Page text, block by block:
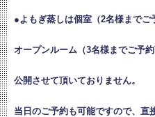
●よもぎ蒸しは個室（2名様までご
オープンルーム（3名様までご予
公開させて頂いておりません。
当日のご予約も可能ですので、直